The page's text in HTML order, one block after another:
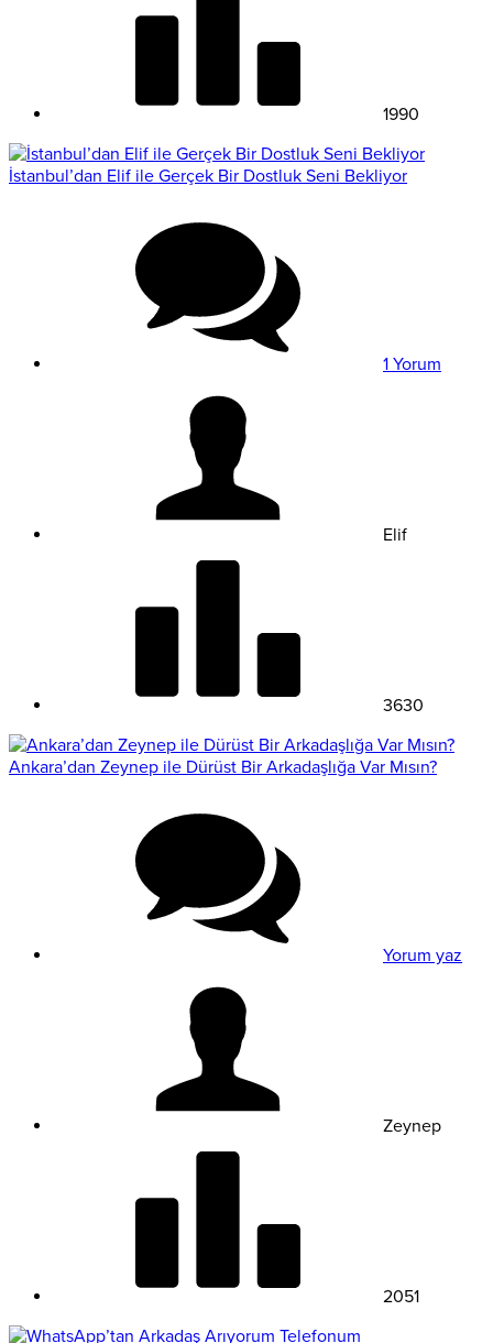
1990
İstanbul’dan Elif ile Gerçek Bir Dostluk Seni Bekliyor
1 Yorum
Elif
3630
Ankara’dan Zeynep ile Dürüst Bir Arkadaşlığa Var Mısın?
Yorum yaz
Zeynep
2051